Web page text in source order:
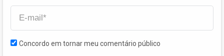
Concordo em tornar meu comentário público